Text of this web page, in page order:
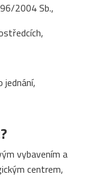
2004 Sb.,
vybavením a
centrem,